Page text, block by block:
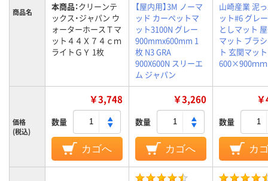
商品名 本商品：クリーンテ
ックス・ジャパン ウ
ォーターホースＴマ
ット４４Ｘ７４ｃｍ
ライトＧＹ 1枚
【屋内用】3M ノーマ
ッド カーペットマ
ット3100N グレー
900mmx600mm 1
枚 N3 GRA
900X600N スリーエ
ム ジャパン
山崎産業 泥
ット#6 グレ
としマット
マット ブラ
ト 玄関マット
600×900ｍ
価格
(税込)
￥3,748
数量
カゴへ
￥3,260
数量
カゴへ
数量
カ